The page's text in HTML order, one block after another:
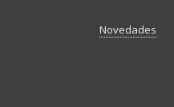
Novedades